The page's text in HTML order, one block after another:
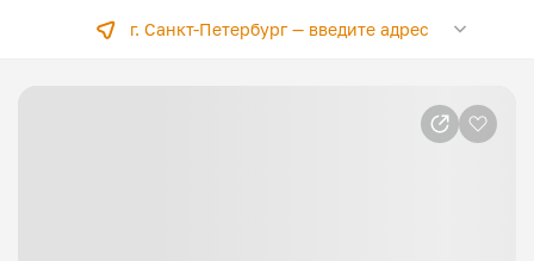
г. Санкт-Петербург —введите адрес